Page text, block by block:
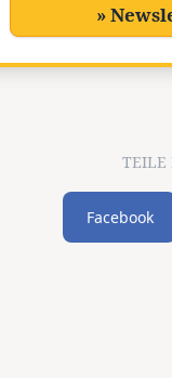
»
TEILE
Facebook